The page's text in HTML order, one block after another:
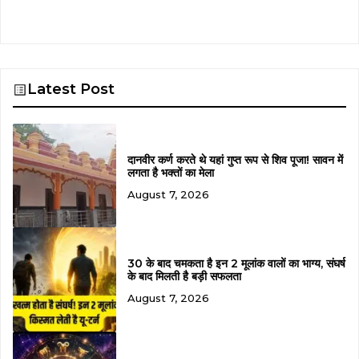
Latest Post
दानवीर कर्ण करते थे यहां गुप्त रूप से शिव पूजा! सावन में
लगता है भक्तों का मेला
August 7, 2026
30 के बाद चमकता है इन 2 मूलांक वालों का भाग्य, संघर्ष
के बाद मिलती है बड़ी सफलता
August 7, 2026